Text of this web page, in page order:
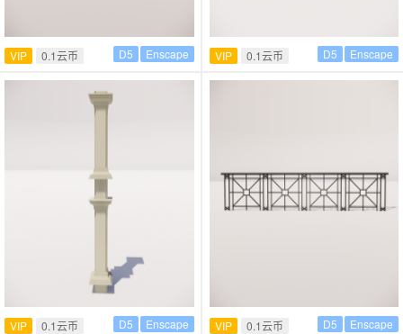
VIP 0.1云币 Enscape
D5 VIP 0.1云币 Enscape
D5
VIP 0.1云币 Enscape
D5 VIP 0.1云币 Enscape
D5